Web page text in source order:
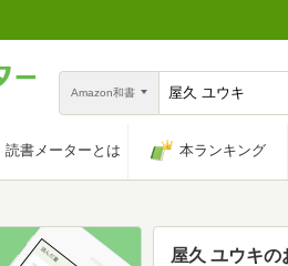
Amazon和書
読書メーターとは 本ランキング
屋久 ユウキの